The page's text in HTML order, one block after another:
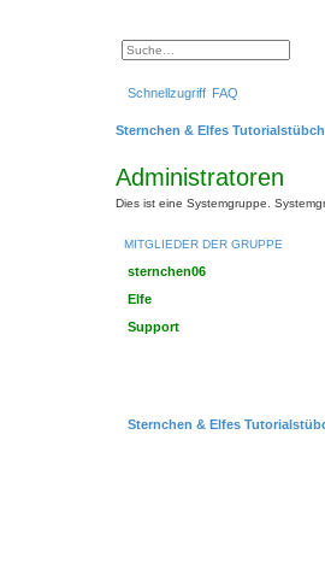
t
e
u
Schnellzugriff FAQ
Sternchen & Elfes
Administratoren
Dies ist eine Systemgruppe.
MITGLIEDER DER GRUPPE
sternchen06
Elfe
Support
Sternchen & Elfes